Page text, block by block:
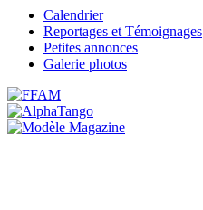
Calendrier
Reportages et Témoignages
Petites annonces
Galerie photos